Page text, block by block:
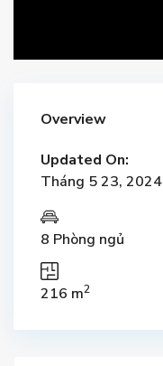
Overview
Updated On:
Tháng 5 23, 2024
8 Phòng ngủ
216 m2